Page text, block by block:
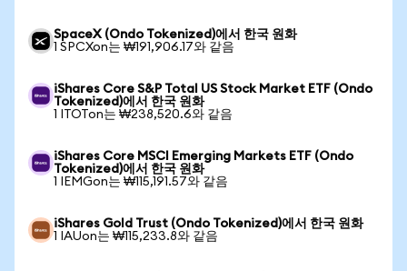
SpaceX (Ondo Tokenized)에서 한국 원화
1 SPCXon는 ₩191,906.17와 같음
iShares Core S&P Total US Stock Market ETF (Ondo
Tokenized)에서 한국 원화
1 ITOTon는 ₩238,520.6와 같음
iShares Core MSCI Emerging Markets ETF (Ondo
Tokenized)에서 한국 원화
1 IEMGon는 ₩115,191.57와 같음
iShares Gold Trust (Ondo Tokenized)에서 한국 원화
1 IAUon는 ₩115,233.8와 같음